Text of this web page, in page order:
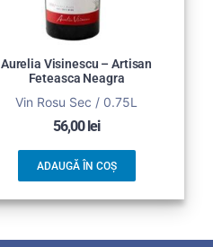
Aurelia Visinescu – Artisan
Feteasca Neagra
Vin Rosu Sec / 0.75L
56,00lei
ADAUGĂ ÎN COȘ